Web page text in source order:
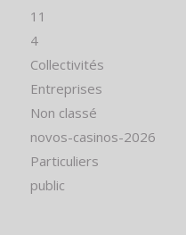
11
4
Collectivités
Entreprises
Non classé
novos-casinos-2026
Particuliers
public